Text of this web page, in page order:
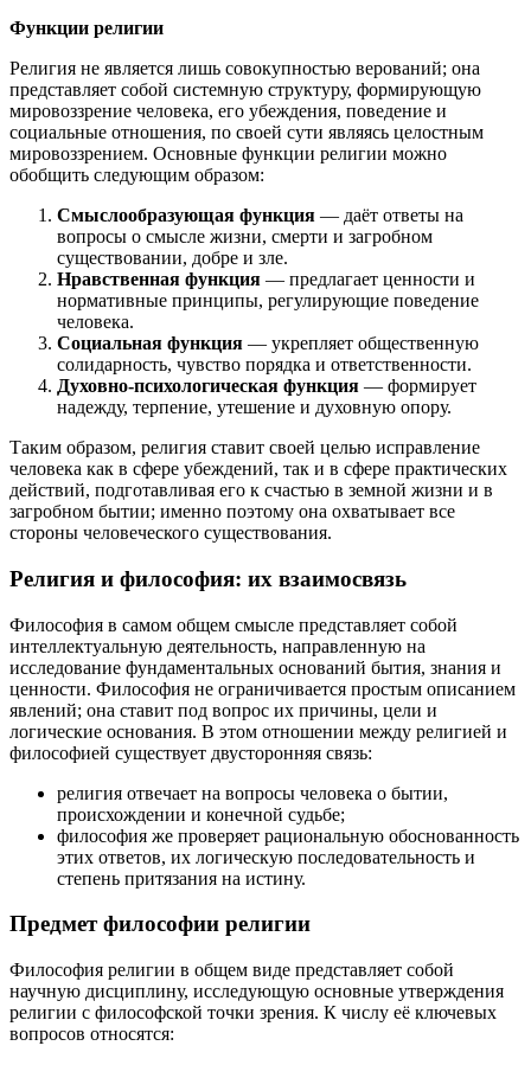
Функции религии
Религия не является лишь совокупностью верований; она
представляет собой системную структуру, формирующую
мировоззрение человека, его убеждения, поведение и
социальные отношения, по своей сути являясь целостным
мировоззрением. Основные функции религии можно
обобщить следующим образом:
Смыслообразующая функция — даёт ответы на
вопросы о смысле жизни, смерти и загробном
существовании, добре и зле.
Нравственная функция — предлагает ценности и
нормативные принципы, регулирующие поведение
человека.
Социальная функция — укрепляет общественную
солидарность, чувство порядка и ответственности.
Духовно-психологическая функция — формирует
надежду, терпение, утешение и духовную опору.
Таким образом, религия ставит своей целью исправление
человека как в сфере убеждений, так и в сфере практических
действий, подготавливая его к счастью в земной жизни и в
загробном бытии; именно поэтому она охватывает все
стороны человеческого существования.
Религия и философия: их взаимосвязь
Философия в самом общем смысле представляет собой
интеллектуальную деятельность, направленную на
исследование фундаментальных оснований бытия, знания и
ценности. Философия не ограничивается простым описанием
явлений; она ставит под вопрос их причины, цели и
логические основания. В этом отношении между религией и
философией существует двусторонняя связь:
религия отвечает на вопросы человека о бытии,
происхождении и конечной судьбе;
философия же проверяет рациональную обоснованность
этих ответов, их логическую последовательность и
степень притязания на истину.
Предмет философии религии
Философия религии в общем виде представляет собой
научную дисциплину, исследующую основные утверждения
религии с философской точки зрения. К числу её ключевых
вопросов относятся: